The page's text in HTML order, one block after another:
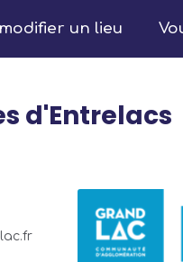
un lieu
d'Entrelacs